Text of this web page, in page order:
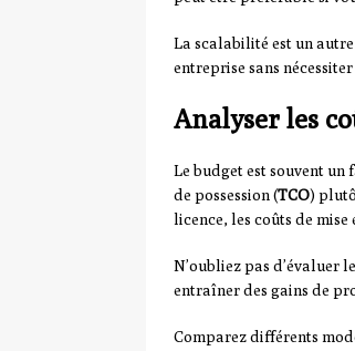
La scalabilité est un
entreprise sans
Analyser les
Le budget est souvent
de possession (TCO)
licence, les coûts de
N’oubliez pas d’évaluer
entraîner des gains de
Comparez différents